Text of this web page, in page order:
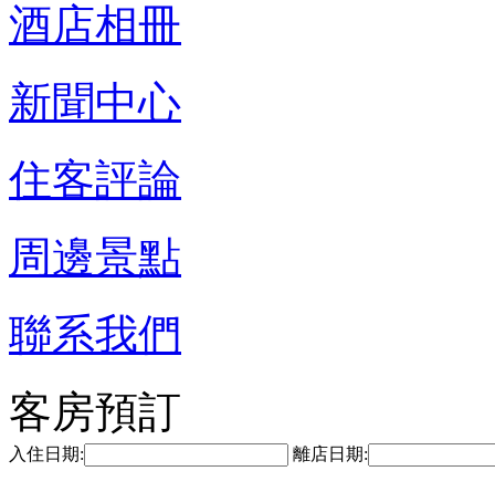
酒店相冊
新聞中心
住客評論
周邊景點
聯系我們
客房預訂
入住日期: 離店日期: